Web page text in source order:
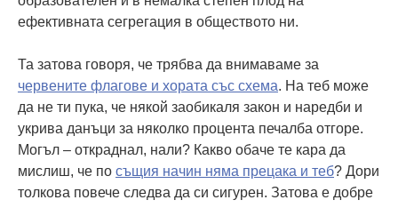
ефективната сегрегация в обществото ни.
Та затова говоря, че трябва да внимаваме за
червените флагове и хората със схема. На теб може
да не ти пука, че някой заобикаля закон и наредби и
укрива данъци за няколко процента печалба отгоре.
Могъл – откраднал, нали? Какво обаче те кара да
мислиш, че по същия начин няма прецака и теб? Дори
толкова повече следва да си сигурен. Затова е добре